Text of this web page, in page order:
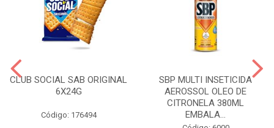
CLUB SOCIAL SAB ORIGINAL
6X24G
Código: 176494
SBP MULTI INSETICIDA
AEROSSOL OLEO DE
CITRONELA 380ML
EMBALA...